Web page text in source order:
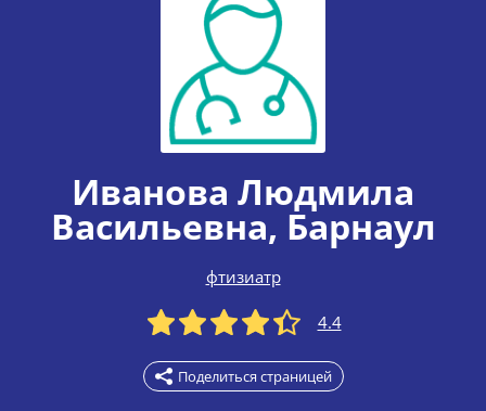
Иванова Людмила
Васильевна, Барнаул
фтизиатр
4.4
Поделиться страницей